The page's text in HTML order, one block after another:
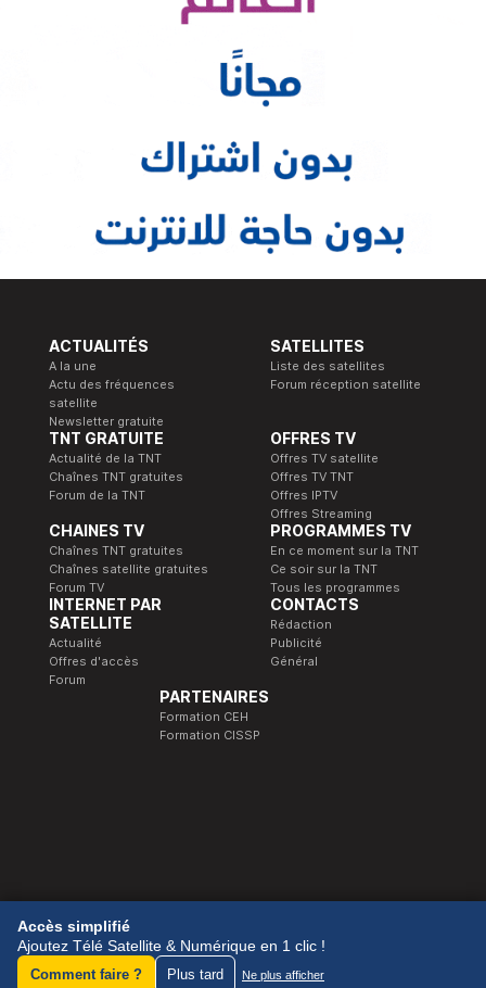
ACTUALITÉS
A la une
Actu des fréquences
satellite
Newsletter gratuite
SATELLITES
Liste des satellites
Forum réception satellite
TNT GRATUITE
Actualité de la TNT
Chaînes TNT gratuites
Forum de la TNT
OFFRES TV
Offres TV satellite
Offres TV TNT
Offres IPTV
Offres Streaming
CHAINES TV
Chaînes TNT gratuites
Chaînes satellite gratuites
Forum TV
PROGRAMMES TV
En ce moment sur la TNT
Ce soir sur la TNT
Tous les programmes
INTERNET PAR
SATELLITE
Actualité
Offres d'accès
Forum
CONTACTS
Rédaction
Publicité
Général
PARTENAIRES
Formation CEH
Formation CISSP
© 1989-2026 Télé Satellite et Numérique.
Accès simplifié
Ajoutez Télé Satellite & Numérique en 1 clic !
Comment faire ? Plus tard Ne plus afficher